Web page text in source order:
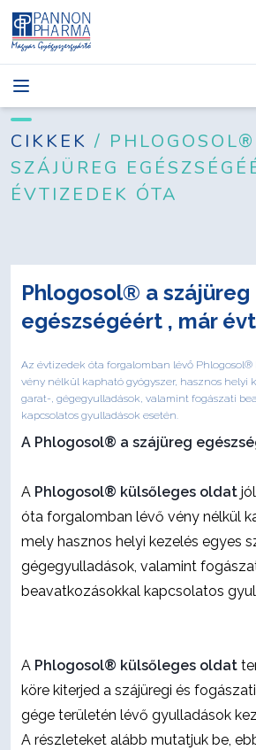
HÍREK
CIKKEK
TERMÉKEK
KAPCSOLAT
Bejelentkezés
CIKKEK/
SZÁJÜREG
ÉVTIZEDEK ÓTA
Phlogosol® a szájüreg
egészségéért , már
Az évtizedek óta forgalomban lévő Phlogosol®
vény nélkül kapható gyógyszer, hasznos helyi
garat-, gégegyulladások, valamint fogászati
kapcsolatos gyulladások esetén.
A Phlogosol® a szájüreg
A Phlogosol® külsőleges oldat
óta forgalomban lévő vény nélkül
mely hasznos helyi kezelés egyes
gégegyulladások, valamint
beavatkozásokkal kapcsolatos
A Phlogosol® külsőleges oldat
köre kiterjed a szájüregi és
gége területén lévő gyulladások
A részleteket alább mutatjuk be,